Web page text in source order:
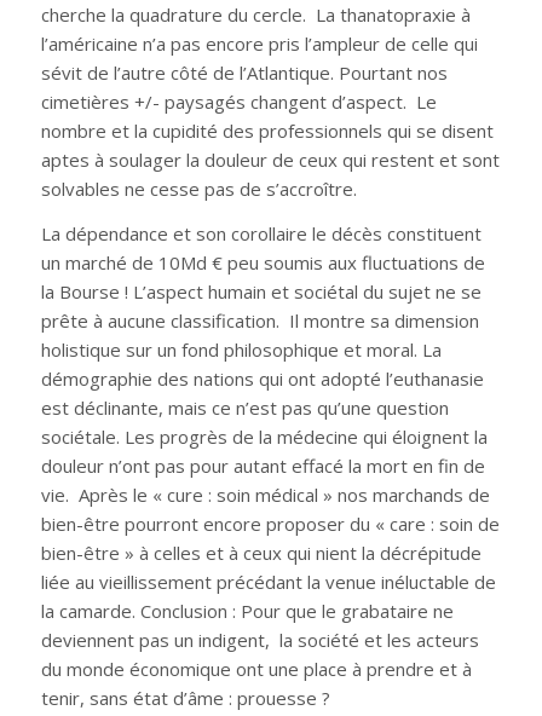
cherche la quadrature du cercle. La thanatopraxie à
l’américaine n’a pas encore pris l’ampleur de celle qui
sévit de l’autre côté de l’Atlantique. Pourtant nos
cimetières +/- paysagés changent d’aspect. Le
nombre et la cupidité des professionnels qui se disent
aptes à soulager la douleur de ceux qui restent et sont
solvables ne cesse pas de s’accroître.
La dépendance et son corollaire le décès constituent
un marché de 10Md € peu soumis aux fluctuations de
la Bourse ! L’aspect humain et sociétal du sujet ne se
prête à aucune classification. Il montre sa dimension
holistique sur un fond philosophique et moral. La
démographie des nations qui ont adopté l’euthanasie
est déclinante, mais ce n’est pas qu’une question
sociétale. Les progrès de la médecine qui éloignent la
douleur n’ont pas pour autant effacé la mort en fin de
vie. Après le « cure : soin médical » nos marchands de
bien-être pourront encore proposer du « care : soin de
bien-être » à celles et à ceux qui nient la décrépitude
liée au vieillissement précédant la venue inéluctable de
la camarde. Conclusion : Pour que le grabataire ne
deviennent pas un indigent, la société et les acteurs
du monde économique ont une place à prendre et à
tenir, sans état d’âme : prouesse ?